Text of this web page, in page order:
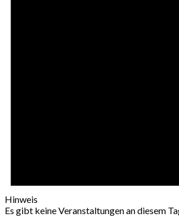
Hinweis
Es gibt keine Veranstaltungen an diesem